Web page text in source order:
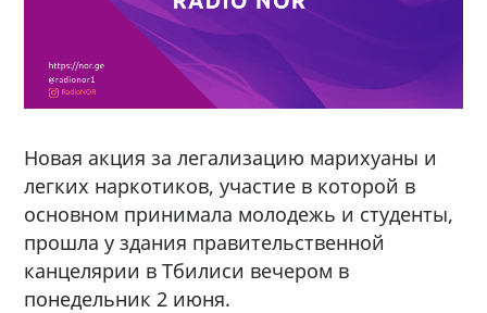
Новая акция за легализацию марихуаны и
легких наркотиков, участие в которой в
основном принимала молодежь и студенты,
прошла у здания правительственной
канцелярии в Тбилиси вечером в
понедельник 2 июня.